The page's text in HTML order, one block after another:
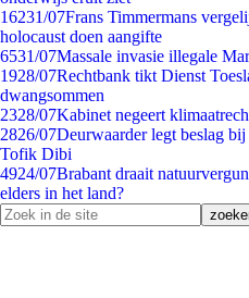
16231/07Frans Timmermans
holocaust doen aangifte
6531/07Massale invasie illegale
1928/07Rechtbank tikt Dienst
dwangsommen
2328/07Kabinet negeert
2826/07Deurwaarder legt beslag
Tofik Dibi
4924/07Brabant draait
elders in het land?